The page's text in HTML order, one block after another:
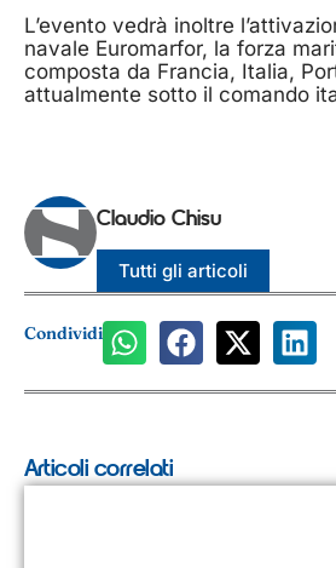
L’evento vedrà inoltre
navale Euromarfor, la forza
composta da Francia, Italia,
attualmente sotto il comando
Claudio Chisu
Tutti gli articoli
Condividi
Articoli correlati